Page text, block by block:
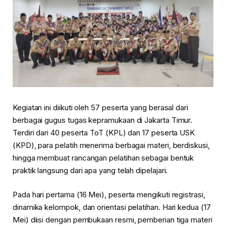
Kegiatan ini diikuti oleh 57 peserta yang berasal dari
berbagai gugus tugas kepramukaan di Jakarta Timur.
Terdiri dari 40 peserta ToT (KPL) dan 17 peserta USK
(KPD), para pelatih menerima berbagai materi, berdiskusi,
hingga membuat rancangan pelatihan sebagai bentuk
praktik langsung dari apa yang telah dipelajari.
Pada hari pertama (16 Mei), peserta mengikuti registrasi,
dinamika kelompok, dan orientasi pelatihan. Hari kedua (17
Mei) diisi dengan pembukaan resmi, pemberian tiga materi